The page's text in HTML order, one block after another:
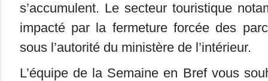
s’accumulent. Le secteur touristique
impacté par la fermeture forcée des
sous l’autorité du ministère de l’intérieur.
L’équipe de la Semaine en Bref vous